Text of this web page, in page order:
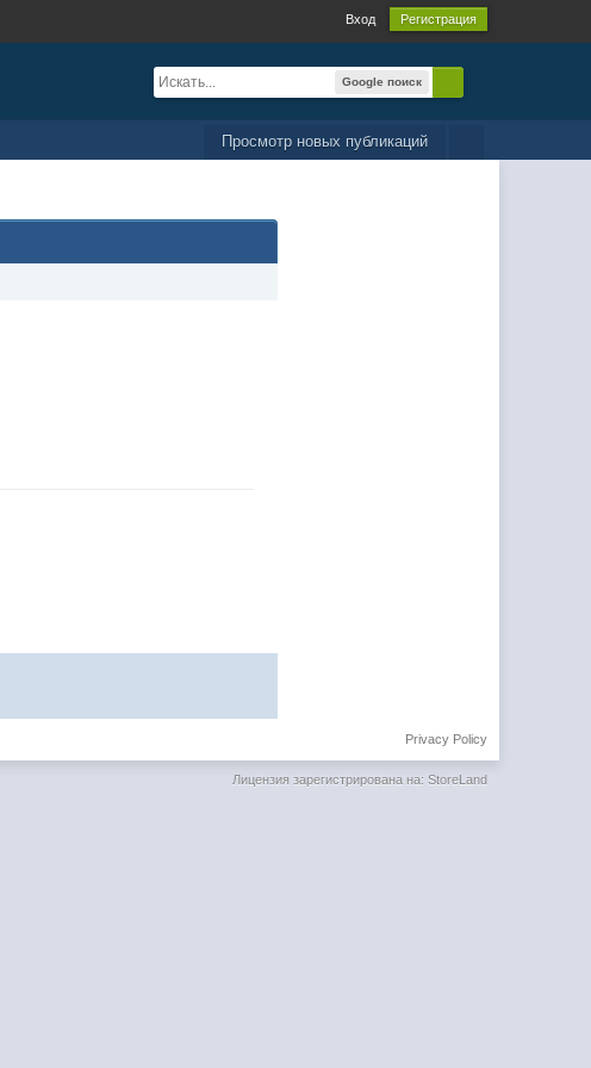
Вход Регистрация
Google поиск
Просмотр новых публикаций
Privacy Policy
Лицензия зарегистрирована на: StoreLand